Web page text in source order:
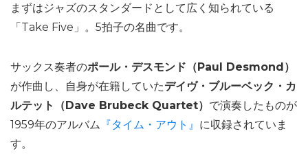
まずはジャズのスタンダードとして広く知られている
「Take Five」。5拍子の名曲です。
サックス奏者のポール・デスモンド（Paul Desmond）
が作曲し、自身が在籍していたデイヴ・ブルーベック・カ
ルテット（Dave Brubeck Quartet） で演奏したものが
1959年のアルバム 『タイム・アウト』 に収録されていま
す。